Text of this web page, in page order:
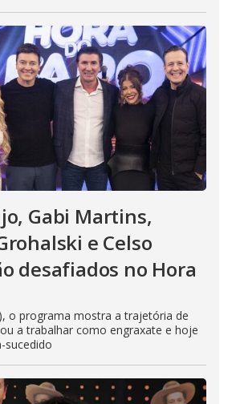
Gabi Martins,
e Celso
desafiados no Hora
o programa mostra a trajetória de
a trabalhar como engraxate e hoje
sucedido